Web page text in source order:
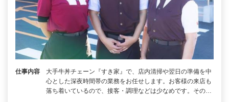
仕事内容
大手牛丼チェーン『すき家』で、店内清掃や翌日の準備を中
心とした深夜時間帯の業務をお任せします。お客様の来店も
落ち着いているので、接客・調理などは少なめです。その…